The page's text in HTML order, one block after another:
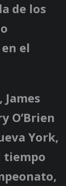
de los
el
O’Brien
York,
tiempo